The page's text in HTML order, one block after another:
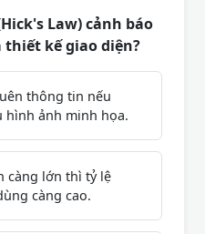
Law) cảnh báo
thiết kế giao diện?
thông tin nếu
hình ảnh minh họa.
càng lớn thì tỷ lệ
càng cao.